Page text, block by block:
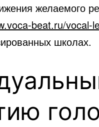
желаемого
beat.ru/vocal-
школах.